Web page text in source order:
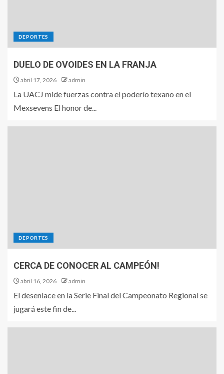
DEPORTES
DUELO DE OVOIDES EN LA FRANJA
abril 17, 2026 admin
La UACJ mide fuerzas contra el poderío texano en el
Mexsevens El honor de...
DEPORTES
CERCA DE CONOCER AL CAMPEÓN!
abril 16, 2026 admin
El desenlace en la Serie Final del Campeonato Regional se
jugará este fin de...